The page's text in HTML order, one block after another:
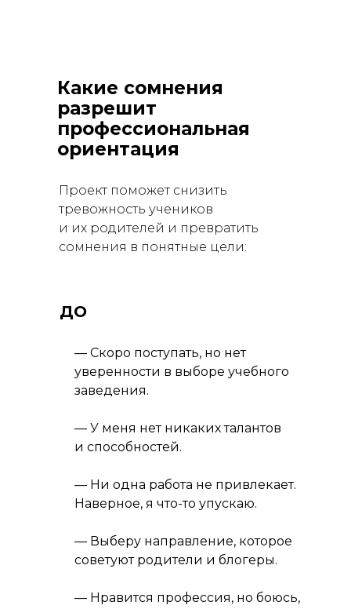
Какие сомнения
разрешит
профессиональная
ориентация
Проект поможет снизить
тревожность учеников
и их родителей и превратить
сомнения в понятные цели:
ДО
— Скоро поступать, но нет
уверенности в выборе учебного
заведения.
— У меня нет никаких талантов
и способностей.
— Ни одна работа не привлекает.
Наверное, я что-то упускаю.
— Выберу направление, которое
советуют родители и блогеры.
— Нравится профессия, но боюсь,